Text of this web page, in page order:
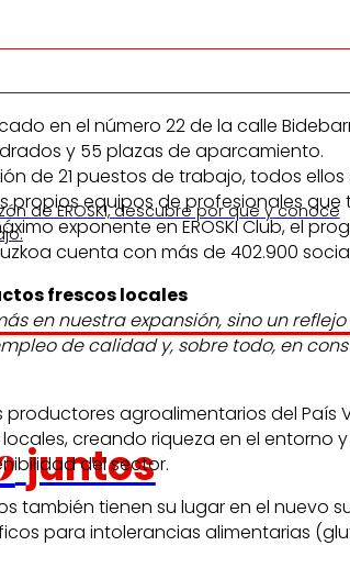
de EROSKI, descubre por qué y conoce
juntos
en el número 22 de la calle
y 55 plazas de aparcamiento.
de 21 puestos de trabajo, todos
propios equipos de profesionales que
exponente en EROSKI Club, el
cuenta con más de 402.900
frescos locales
en nuestra expansión, sino un
de calidad y, sobre todo, en
productores agroalimentarios del
creando riqueza en el
del sector.
también tienen su lugar en el
para intolerancias alimentarias